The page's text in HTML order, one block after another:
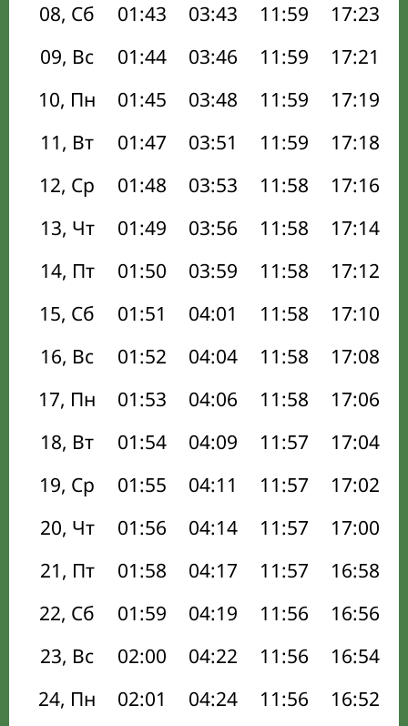
08, Сб
01:43 03:43 11:59 17:23
09, Вс
01:44 03:46 11:59 17:21
10, Пн
01:45 03:48 11:59 17:19
11, Вт
01:47 03:51 11:59 17:18
12, Ср
01:48 03:53 11:58 17:16
13, Чт
01:49 03:56 11:58 17:14
14, Пт
01:50 03:59 11:58 17:12
15, Сб
01:51 04:01 11:58 17:10
16, Вс
01:52 04:04 11:58 17:08
17, Пн
01:53 04:06 11:58 17:06
18, Вт
01:54 04:09 11:57 17:04
19, Ср
01:55 04:11 11:57 17:02
20, Чт
01:56 04:14 11:57 17:00
21, Пт
01:58 04:17 11:57 16:58
22, Сб
01:59 04:19 11:56 16:56
23, Вс
02:00 04:22 11:56 16:54
24, Пн
02:01 04:24 11:56 16:52